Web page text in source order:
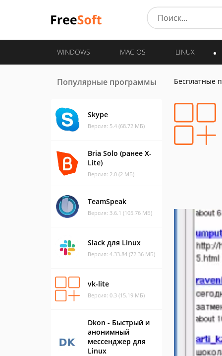
WINDOWS MAC OS LINUX
Популярные программы
Skype
Версия: 5.4 (68.72 МБ)
Bria Solo (ранее X-
Lite)
Версия: 2.0 (2 МБ)
TeamSpeak
Версия: 3.6.1 (105.76 МБ)
Slack для Linux
Версия: 4.33.84 (72.36 МБ)
vk-lite
Версия: 0.3 (15.19 МБ)
Dkon - Быстрый и
анонимный
мессенджер для
Linux
Бесплатные